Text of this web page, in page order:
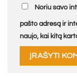
Noriu savo
pašto adresą ir
naujo, kai kitą